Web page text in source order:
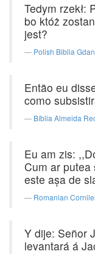
Tedym rzekł:
bo któż
jest?
Polish Biblia
Então eu
como
Bíblia Almeida
Eu am zis:
Cum ar putea
este aşa de
Romanian
Y dije: Señor
levantará á